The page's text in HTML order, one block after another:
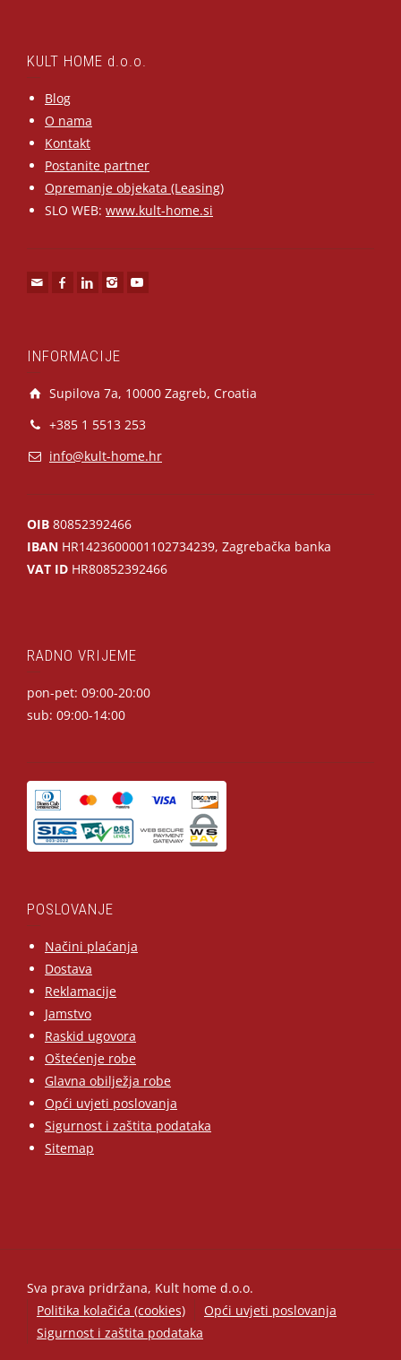
KULT HOME d.o.o.
Blog
O nama
Kontakt
Postanite partner
Opremanje objekata (Leasing)
SLO WEB: www.kult-home.si
INFORMACIJE
Supilova 7a, 10000 Zagreb, Croatia
+385 1 5513 253
info@kult-home.hr
OIB 80852392466
IBAN HR1423600001102734239, Zagrebačka banka
VAT ID HR80852392466
RADNO VRIJEME
pon-pet: 09:00-20:00
sub: 09:00-14:00
POSLOVANJE
Načini plaćanja
Dostava
Reklamacije
Jamstvo
Raskid ugovora
Oštećenje robe
Glavna obilježja robe
Opći uvjeti poslovanja
Sigurnost i zaštita podataka
Sitemap
Sva prava pridržana, Kult home d.o.o.
Politika kolačića (cookies)
Opći uvjeti poslovanja
Sigurnost i zaštita podataka